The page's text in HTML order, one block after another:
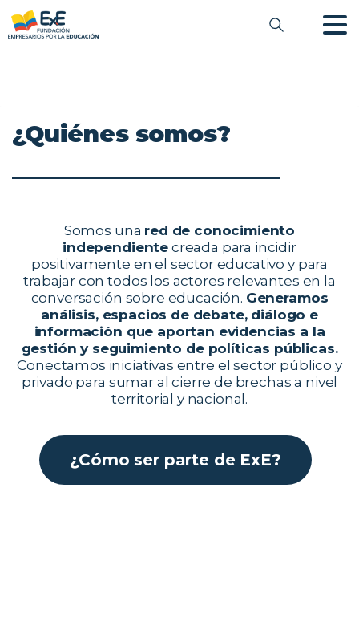
¿Quiénes somos?
Somos una red de conocimiento
independientecreada para incidir
positivamente en el sector educativo y para
trabajar con todos los actores relevantes en la
conversación sobre educación. Generamos
análisis, espacios de debate, diálogo e
información que aportan evidencias a la
gestión y seguimiento de políticas públicas.
Conectamos iniciativas entre el sector público y
privado para sumar al cierre de brechas a nivel
territorial y nacional.
¿Cómo ser parte de ExE?